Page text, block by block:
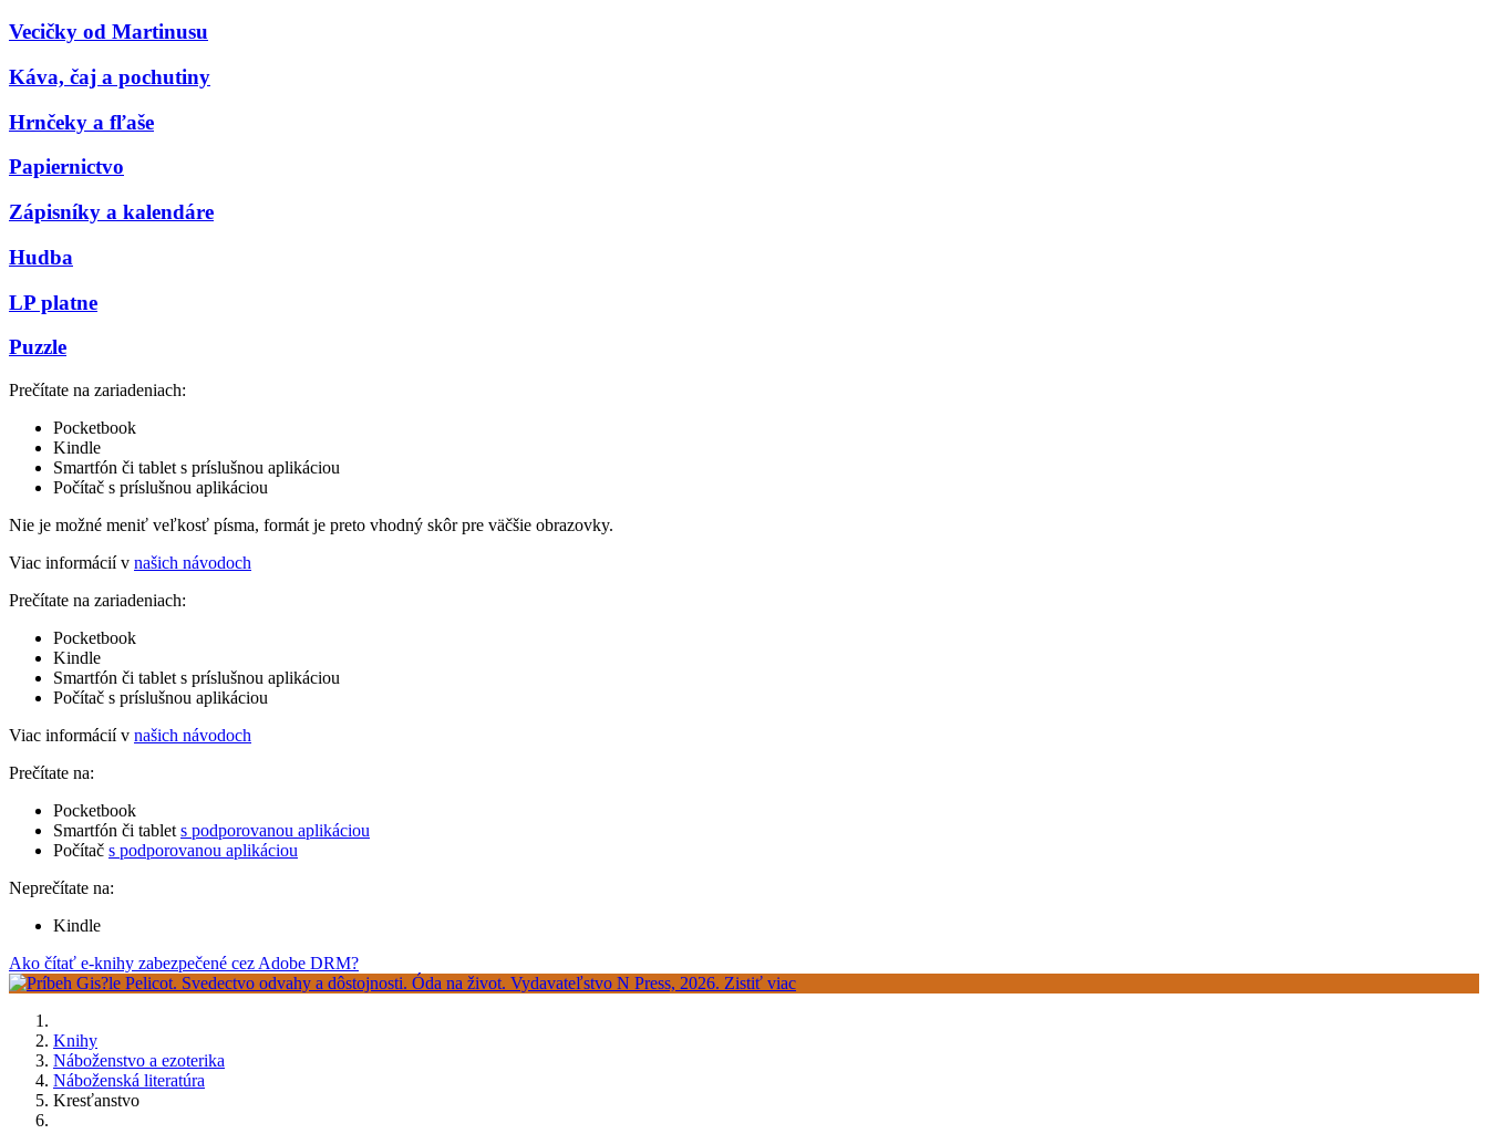
Vecičky od Martinusu
Káva, čaj a pochutiny
Hrnčeky a fľaše
Papiernictvo
Zápisníky a kalendáre
Hudba
LP platne
Puzzle
Prečítate na zariadeniach:
Pocketbook
Kindle
Smartfón či tablet s príslušnou aplikáciou
Počítač s príslušnou aplikáciou
Nie je možné meniť veľkosť písma, formát je preto vhodný skôr pre väčšie obrazovky.
Viac informácií v našich návodoch
Prečítate na zariadeniach:
Pocketbook
Kindle
Smartfón či tablet s príslušnou aplikáciou
Počítač s príslušnou aplikáciou
Viac informácií v našich návodoch
Prečítate na:
Pocketbook
Smartfón či tablet s podporovanou aplikáciou
Počítač s podporovanou aplikáciou
Neprečítate na:
Kindle
Ako čítať e-knihy zabezpečené cez Adobe DRM?
Knihy
Náboženstvo a ezoterika
Náboženská literatúra
Kresťanstvo